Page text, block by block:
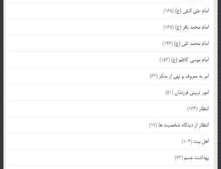
امام علی النقی (ع)(165)
امام محمد باقر (ع)(165)
امام محمد تقی (ع)(146)
امام موسی کاظم (ع)(152)
امر به معروف و نهی از منکر (63)
امور تربیتی فرزندان(51)
انتظار (164)
انتظار از دیدگاه شخصیت ها (17)
اهل بیت (104)
بهداشت جسم(73)